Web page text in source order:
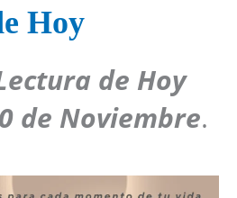
Hoy
de Hoy
de Noviembre.